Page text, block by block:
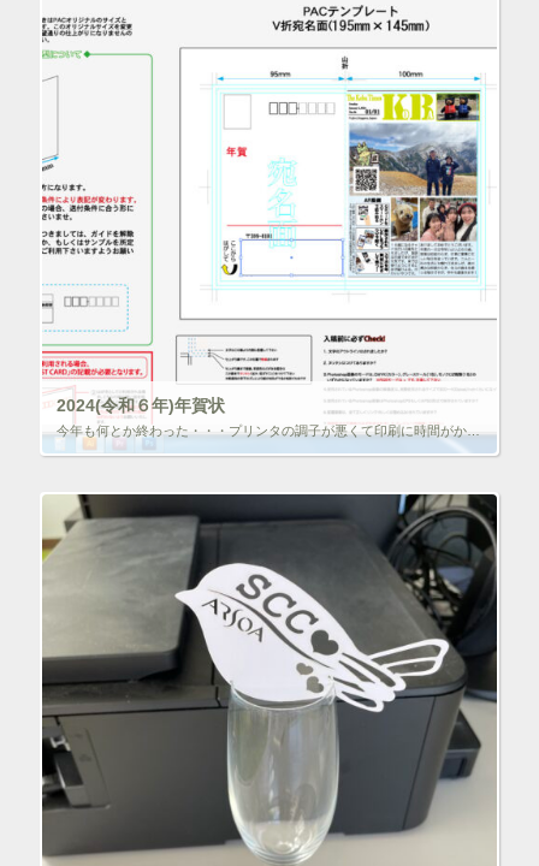
2024(令和６年)年賀状
今年も何とか終わった・・・プリンタの調子が悪くて印刷に時間がかかり、どうしようかと悩みプリントだけ、いつものプリントパックを使おうかなとＷｅｂを見たところ、圧着はがきが結構安くなってる！計算すると用紙を購入し、自宅で印刷 […]